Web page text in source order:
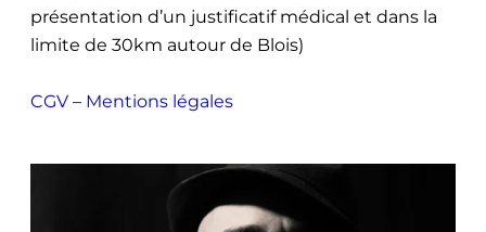
présentation d’un justificatif médical et dans la
limite de 30km autour de Blois)
CGV – Mentions légales